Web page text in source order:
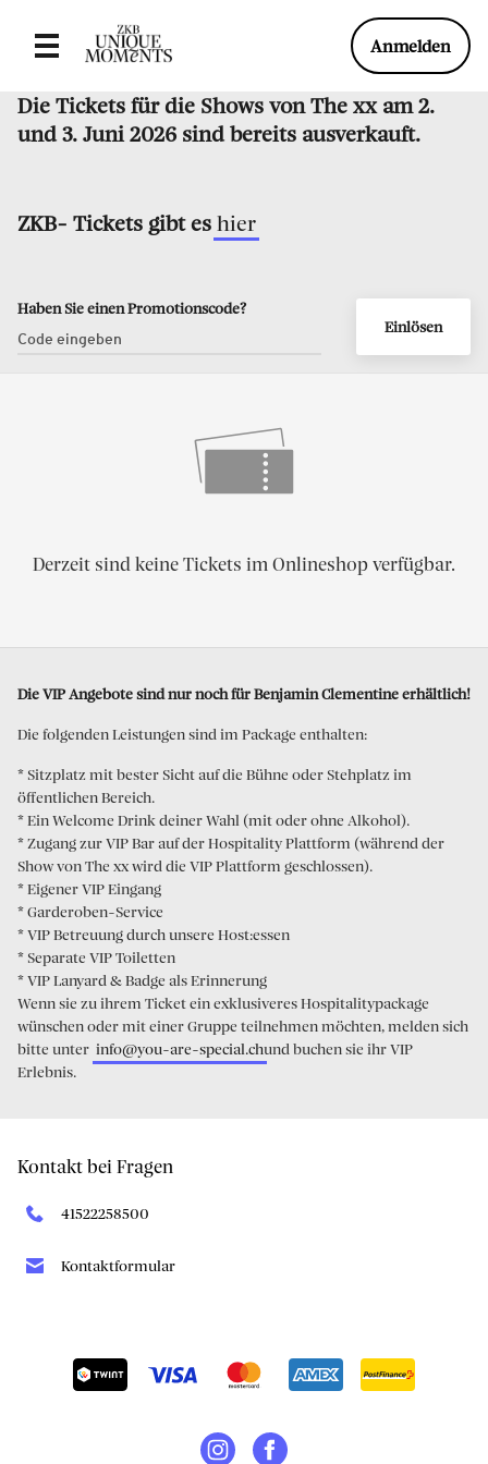
Anmelden
Die Tickets für die Shows von The xx am 2.
und 3. Juni 2026 sind bereits ausverkauft.
ZKB- Tickets gibt es hier
Haben Sie einen Promotionscode?
Einlösen
Derzeit sind keine Tickets im Onlineshop verfügbar.
Die VIP Angebote sind nur noch für Benjamin Clementine erhältlich!
Die folgenden Leistungen sind im Package enthalten:
* Sitzplatz mit bester Sicht auf die Bühne oder Stehplatz im
öffentlichen Bereich.
* Ein Welcome Drink deiner Wahl (mit oder ohne Alkohol).
* Zugang zur VIP Bar auf der Hospitality Plattform (während der
Show von The xx wird die VIP Plattform geschlossen).
* Eigener VIP Eingang
* Garderoben-Service
* VIP Betreuung durch unsere Host:essen
* Separate VIP Toiletten
* VIP Lanyard & Badge als Erinnerung
Wenn sie zu ihrem Ticket ein exklusiveres Hospitalitypackage
wünschen oder mit einer Gruppe teilnehmen möchten, melden sich
bitte unter info@you-are-special.chund buchen sie ihr VIP
Erlebnis.
Kontakt bei Fragen
41522258500
Kontaktformular